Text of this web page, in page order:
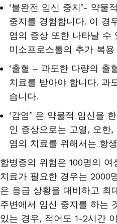
‘불완전 임신 중지’- 약물
중지를 경험합니다. 이 경
염의 증상 또한 나타날 수
미소프로스톨의 추가 복
‘출혈 – 과도한 다량의 출
치료를 받아야 합니다. 과
습니다.
‘감염’ 은 약물적 임신을
인 증상으로는 고열, 오한,
염의 치료를 위해서는 항
합병증의 위험은 100명의 여
치료가 필요한 경우는 2000
은 응급 상황을 대비하고 최
주변에서 임신 중지를 하는
있는 경우, 적어도 1-2시간